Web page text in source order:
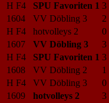
H F4
SPU Favoriten 1 3
1604
VV Döbling 3 2
H F4
hotvolleys 2 0
1607
VV Döbling 3 3
H F4
SPU Favoriten 1 3
1608
VV Döbling 2 1
H F4
VV Döbling 3 0
1609
hotvolleys 2 3